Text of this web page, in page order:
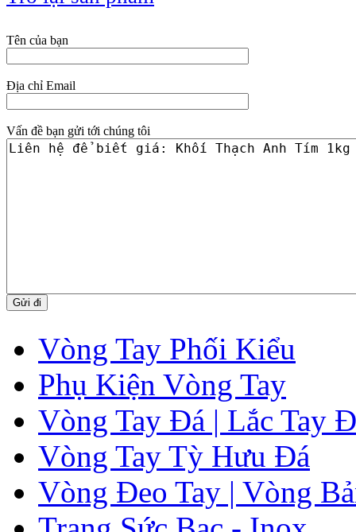
Tên của bạn
Địa chỉ Email
Vấn đề bạn gửi tới chúng tôi
Vòng Tay Phối Kiểu
Phụ Kiện Vòng Tay
Vòng Tay Đá | Lắc Tay
Vòng Tay Tỳ Hưu Đá
Vòng Đeo Tay | Vòng